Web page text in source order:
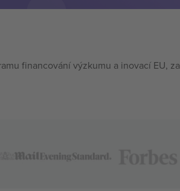
financování výzkumu a inovací EU, za